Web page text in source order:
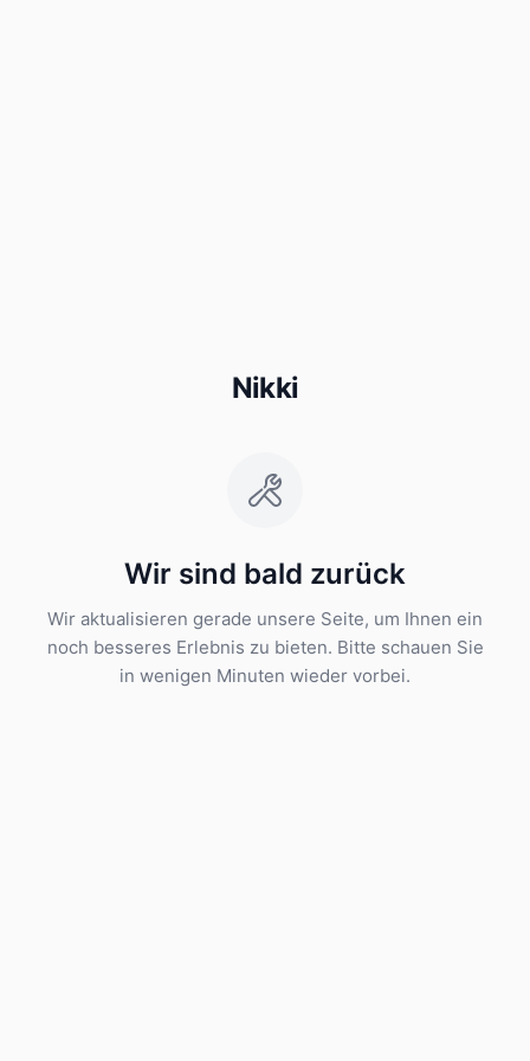
Nikki
Wir sind bald zurück
Wir aktualisieren gerade unsere Seite, um Ihnen ein
noch besseres Erlebnis zu bieten. Bitte schauen Sie
in wenigen Minuten wieder vorbei.